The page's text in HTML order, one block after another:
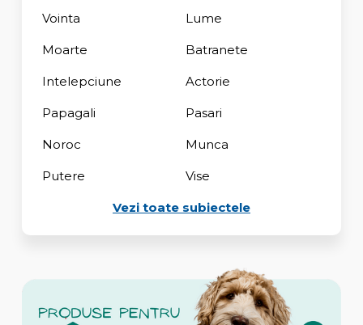
Vointa Lume
Moarte Batranete
Intelepciune Actorie
Papagali Pasari
Noroc Munca
Putere Vise
Vezi toate subiectele